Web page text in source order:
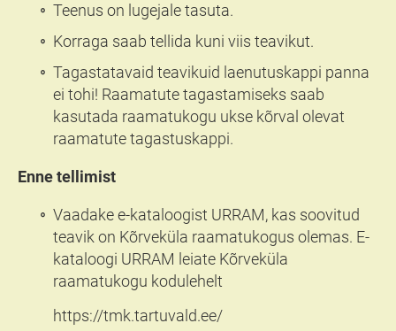
Teenus on lugejale tasuta.
Korraga saab tellida kuni viis teavikut.
Tagastatavaid teavikuid laenutuskappi panna
ei tohi! Raamatute tagastamiseks saab
kasutada raamatukogu ukse kõrval olevat
raamatute tagastuskappi.
Enne tellimist
Vaadake e-kataloogist URRAM, kas soovitud
teavik on Kõrveküla raamatukogus olemas. E-
kataloogi URRAM leiate Kõrveküla
raamatukogu kodulehelt
https://tmk.tartuvald.ee/